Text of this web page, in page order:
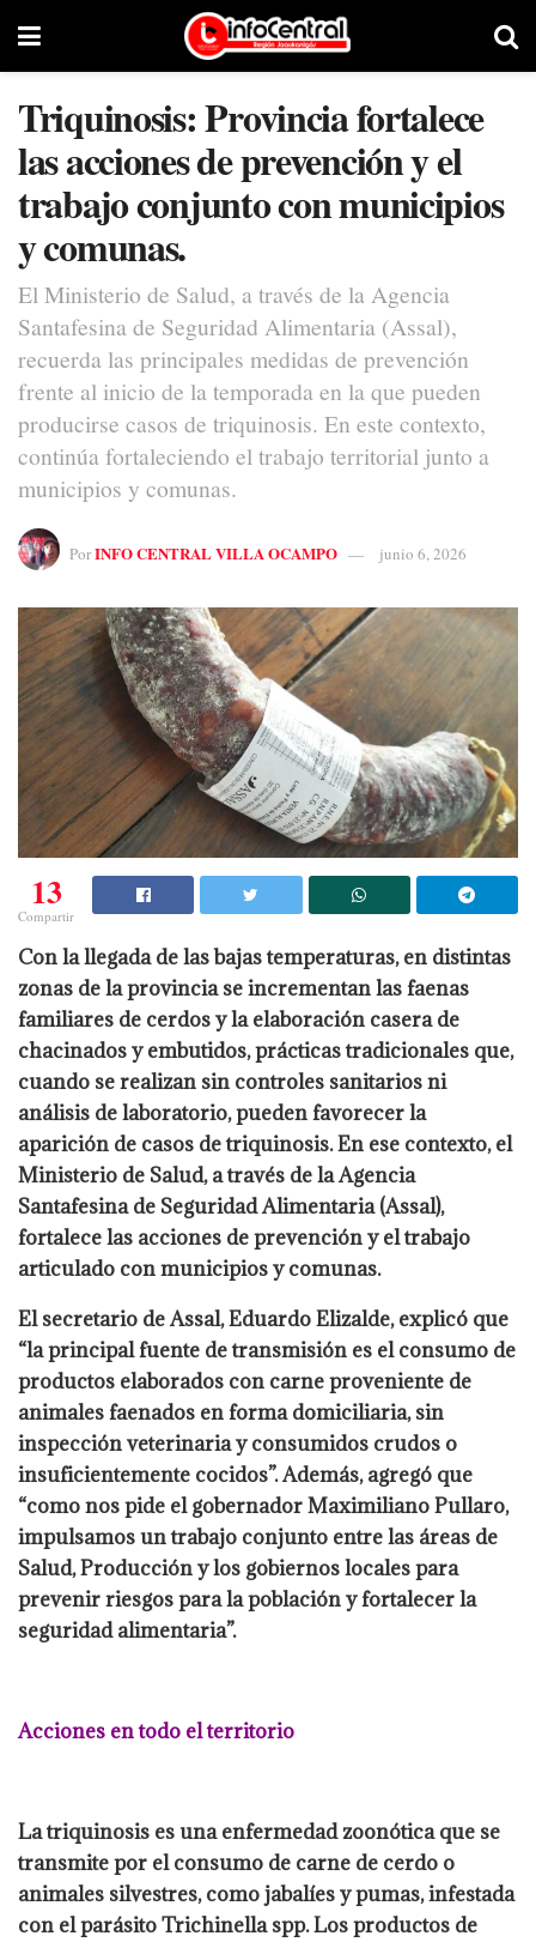
Triquinosis: Provincia fortalece
las acciones de prevención y el
trabajo conjunto con municipios
y comunas.
El Ministerio de Salud, a través de la Agencia
Santafesina de Seguridad Alimentaria (Assal),
recuerda las principales medidas de prevención
frente al inicio de la temporada en la que pueden
producirse casos de triquinosis. En este contexto,
continúa fortaleciendo el trabajo territorial junto a
municipios y comunas.
PorINFO CENTRAL VILLA OCAMPO junio 6, 2026
13
Compartir
Con la llegada de las bajas temperaturas, en distintas
zonas de la provincia se incrementan las faenas
familiares de cerdos y la elaboración casera de
chacinados y embutidos, prácticas tradicionales que,
cuando se realizan sin controles sanitarios ni
análisis de laboratorio, pueden favorecer la
aparición de casos de triquinosis. En ese contexto, el
Ministerio de Salud, a través de la Agencia
Santafesina de Seguridad Alimentaria (Assal),
fortalece las acciones de prevención y el trabajo
articulado con municipios y comunas.
El secretario de Assal, Eduardo Elizalde, explicó que
“la principal fuente de transmisión es el consumo de
productos elaborados con carne proveniente de
animales faenados en forma domiciliaria, sin
inspección veterinaria y consumidos crudos o
insuficientemente cocidos”. Además, agregó que
“como nos pide el gobernador Maximiliano Pullaro,
impulsamos un trabajo conjunto entre las áreas de
Salud, Producción y los gobiernos locales para
prevenir riesgos para la población y fortalecer la
seguridad alimentaria”.
Acciones en todo el territorio
La triquinosis es una enfermedad zoonótica que se
transmite por el consumo de carne de cerdo o
animales silvestres, como jabalíes y pumas, infestada
con el parásito Trichinella spp. Los productos de